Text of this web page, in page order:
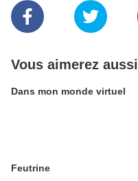
Vous aimerez aussi
Dans mon monde virtuel
Feutrine